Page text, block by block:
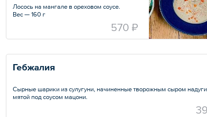
Лосось на мангале в ореховом соусе.
Вес — 160 г
570 ₽
Гебжалия
Сырные шарики из сулугуни, начиненные творожным сыром
мятой под соусом мацони.